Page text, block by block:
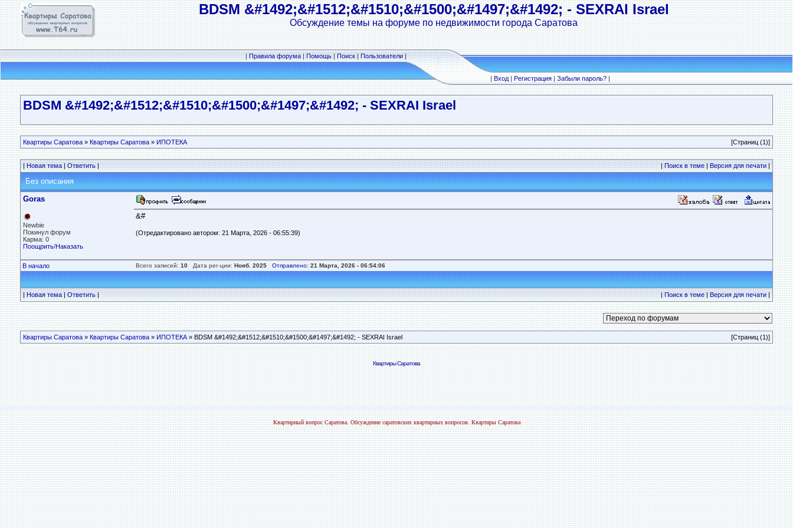
BDSM &#1492;&#1512;&#1510­;&#1500;&#1497;&#1492; - SEXRAI Israel
Обсуждение темы на форуме по недвижимости города Саратова
|Правила форума|Помощь|Поиск|Пользователи|
|Вход|Регистрация|Забыли пароль?|
BDSM &#1492;&#1512;&#1510­;&#1500;&#1497;&#1492; - SEXRAI Israel
Квартиры Саратова » Квартиры Саратова » ИПОТЕКА [Страниц (1)]
|Новая тема|Ответить| |Поиск в теме|Версия для печати|
Без описания
Goras
Newbie
Покинул форум
Карма: 0
Поощрить/Наказать
&#
(Отредактировано автором: 21 Марта, 2026 - 06:55:39)
В начало Всего записей: 10 Дата рег-ции: Нояб. 2025 Отправлено: 21 Марта, 2026 - 06:54:06
|Новая тема|Ответить| |Поиск в теме|Версия для печати|
Квартиры Саратова » Квартиры Саратова » ИПОТЕКА » BDSM &#1492;&#1512;&#1510­;&#1500;&#1497;&#1492; - SEXRAI Israel [Страниц (1)]
Квартиры Саратова
Квартирный вопрос Саратова. Обсуждение саратовских квартирных вопросов. Квартиры Саратова